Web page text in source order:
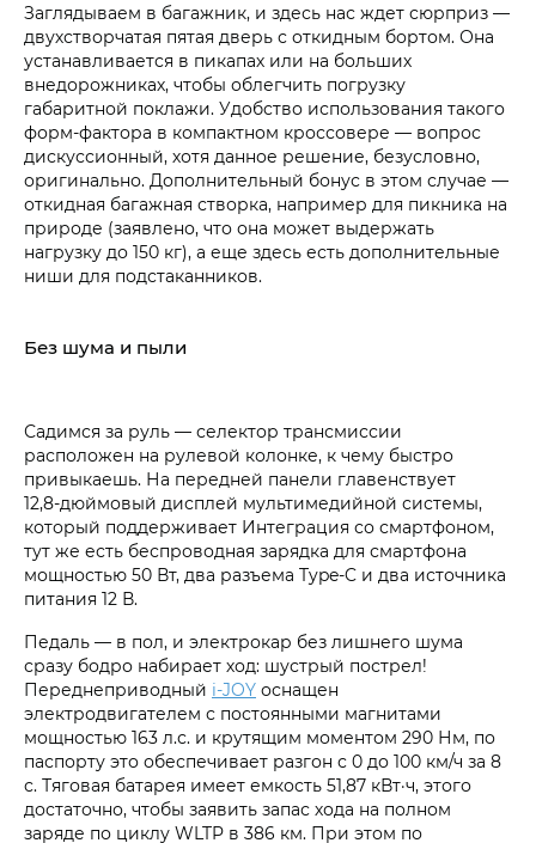
Заглядываем в багажник, и здесь нас ждет сюрприз —
двухстворчатая пятая дверь с откидным бортом. Она
устанавливается в пикапах или на больших
внедорожниках, чтобы облегчить погрузку
габаритной поклажи. Удобство использования такого
форм-фактора в компактном кроссовере — вопрос
дискуссионный, хотя данное решение, безусловно,
оригинально. Дополнительный бонус в этом случае —
откидная багажная створка, например для пикника на
природе (заявлено, что она может выдержать
нагрузку до 150 кг), а еще здесь есть дополнительные
ниши для подстаканников.
Без шума и пыли
Садимся за руль — селектор трансмиссии
расположен на рулевой колонке, к чему быстро
привыкаешь. На передней панели главенствует
12,8‑дюймовый дисплей мультимедийной системы,
который поддерживает Интеграция со смартфоном,
тут же есть беспроводная зарядка для смартфона
мощностью 50 Вт, два разъема Type-C и два источника
питания 12 В.
Педаль — в пол, и электрокар без лишнего шума
сразу бодро набирает ход: шустрый пострел!
Переднеприводный i‑JOY оснащен
электродвигателем с постоянными магнитами
мощностью 163 л.с. и крутящим моментом 290 Нм, по
паспорту это обеспечивает разгон с 0 до 100 км/ч за 8
с. Тяговая батарея имеет емкость 51,87 кВт·ч, этого
достаточно, чтобы заявить запас хода на полном
заряде по циклу WLTP в 386 км. При этом по